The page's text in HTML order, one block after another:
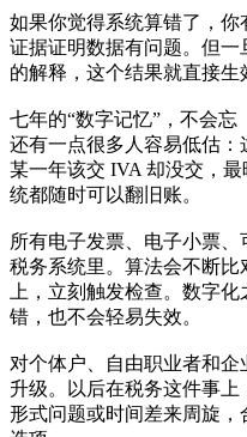
如果你觉得系统算错了，
证据证明数据有问题。但
的解释，这个结果就直接生
七年的“数字记忆”，不会忘
还有一点很多人容易低估：
某一年该交 IVA 却没交，
统都随时可以翻旧账。
所有电子发票、电子小票
税务系统里。算法会不断
上，立刻触发检查。数字化
错，也不会轻易失效。
对个体户、自由职业者和企
升级。以后在税务这件事
形式问题或时间差来周旋